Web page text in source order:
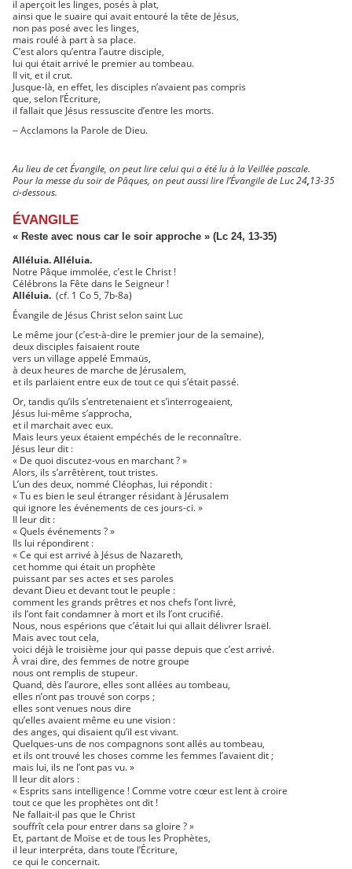
il aperçoit les linges, posés à plat,
ainsi que le suaire qui avait entouré la tête de Jésus,
non pas posé avec les linges,
mais roulé à part à sa place.
C’est alors qu’entra l’autre disciple,
lui qui était arrivé le premier au tombeau.
Il vit, et il crut.
Jusque-là, en effet, les disciples n’avaient pas compris
que, selon l’Écriture,
il fallait que Jésus ressuscite d’entre les morts.
– Acclamons la Parole de Dieu.
Au lieu de cet Évangile, on peut lire celui qui a été lu à la Veillée pascale.
Pour la messe du soir de Pâques, on peut aussi lire l’Évangile de Luc 24,13-35
ci-dessous.
ÉVANGILE
« Reste avec nous car le soir approche » (Lc 24, 13-35)
Alléluia. Alléluia.
Notre Pâque immolée, c’est le Christ !
Célébrons la Fête dans le Seigneur !
Alléluia. (cf. 1 Co 5, 7b-8a)
Évangile de Jésus Christ selon saint Luc
Le même jour (c’est-à-dire le premier jour de la semaine),
deux disciples faisaient route
vers un village appelé Emmaüs,
à deux heures de marche de Jérusalem,
et ils parlaient entre eux de tout ce qui s’était passé.
Or, tandis qu’ils s’entretenaient et s’interrogeaient,
Jésus lui-même s’approcha,
et il marchait avec eux.
Mais leurs yeux étaient empéchés de le reconnaître.
Jésus leur dit :
« De quoi discutez-vous en marchant ? »
Alors, ils s’arrêtèrent, tout tristes.
L’un des deux, nommé Cléophas, lui répondit :
« Tu es bien le seul étranger résidant à Jérusalem
qui ignore les événements de ces jours-ci. »
Il leur dit :
« Quels événements ? »
Ils lui répondirent :
« Ce qui est arrivé à Jésus de Nazareth,
cet homme qui était un prophète
puissant par ses actes et ses paroles
devant Dieu et devant tout le peuple :
comment les grands prêtres et nos chefs l’ont livré,
ils l’ont fait condamner à mort et ils l’ont crucifié.
Nous, nous espérions que c’était lui qui allait délivrer Israël.
Mais avec tout cela,
voici déjà le troisième jour qui passe depuis que c’est arrivé.
À vrai dire, des femmes de notre groupe
nous ont remplis de stupeur.
Quand, dès l’aurore, elles sont allées au tombeau,
elles n’ont pas trouvé son corps ;
elles sont venues nous dire
qu’elles avaient même eu une vision :
des anges, qui disaient qu’il est vivant.
Quelques-uns de nos compagnons sont allés au tombeau,
et ils ont trouvé les choses comme les femmes l’avaient dit ;
mais lui, ils ne l’ont pas vu. »
Il leur dit alors :
« Esprits sans intelligence ! Comme votre cœur est lent à croire
tout ce que les prophètes ont dit !
Ne fallait-il pas que le Christ
souffrît cela pour entrer dans sa gloire ? »
Et, partant de Moïse et de tous les Prophètes,
il leur interpréta, dans toute l’Écriture,
ce qui le concernait.